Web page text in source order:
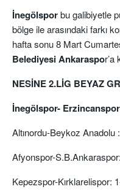
İnegölsporbu galibiyetle
bölge ile arasındaki farkı
hafta sonu 8 Mart
Belediyesi Ankaraspor’a
NESİNE 2.LİG BEYAZ
İnegölspor-
Altınordu-Beykoz Anadolu
Afyonspor-
Kepezspor-Kırklarelispor: